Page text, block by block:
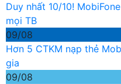
Duy nhất 10/10!
mọi TB
09/08
Hơn 5 CTKM nạp thẻ
gia
09/08